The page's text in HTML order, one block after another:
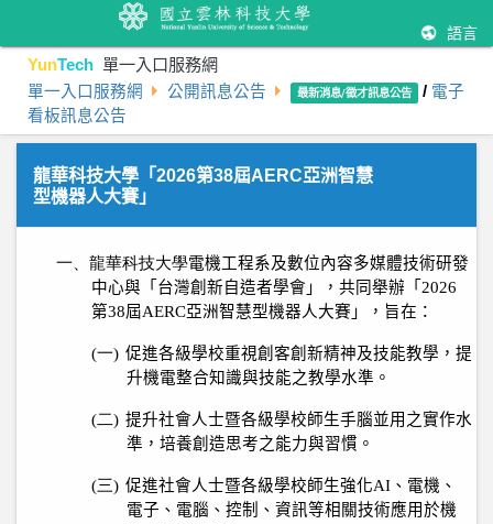
語言
YunTech 單一入口服務網
單一入口服務網 公開訊息公告 最新消息/徵才訊息公告 / 電子
看板訊息公告
龍華科技大學「2026第38屆AERC亞洲智慧
型機器人大賽」
一、龍華科技大學電機工程系及數位內容多媒體技術研發
中心與「台灣創新自造者學會」，共同舉辦「 2026
第38屆AERC亞洲智慧型機器人大賽」，旨在：
(一) 促進各級學校重視創客創新精神及技能教學，提
升機電整合知識與技能之教學水準。
(二) 提升社會人士暨各級學校師生手腦並用之實作水
準，培養創造思考之能力與習慣。
(三) 促進社會人士暨各級學校師生強化AI 、電機、
電子、電腦、控制、資訊等相關技術應用於機